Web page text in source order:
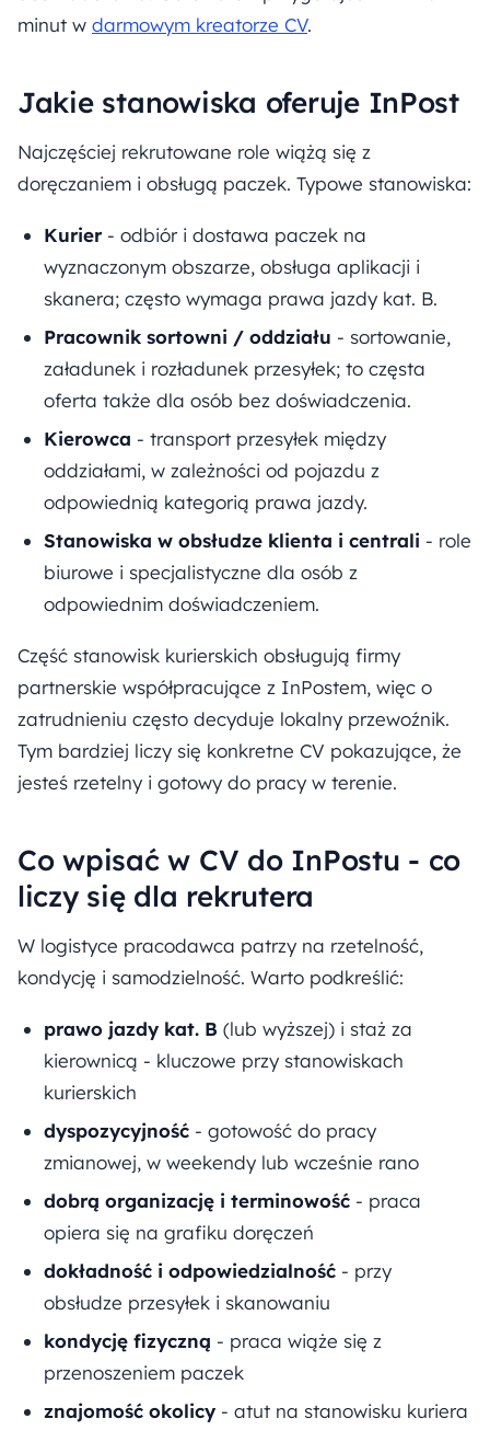
minut w darmowym kreatorze CV.
Jakie stanowiska oferuje InPost
Najczęściej rekrutowane role wiążą się z
doręczaniem i obsługą paczek. Typowe stanowiska:
Kurier- odbiór i dostawa paczek na
wyznaczonym obszarze, obsługa aplikacji i
skanera; często wymaga prawa jazdy kat. B.
Pracownik sortowni / oddziału - sortowanie,
załadunek i rozładunek przesyłek; to częsta
oferta także dla osób bez doświadczenia.
Kierowca - transport przesyłek między
oddziałami, w zależności od pojazdu z
odpowiednią kategorią prawa jazdy.
Stanowiska w obsłudze klienta i centrali - role
biurowe i specjalistyczne dla osób z
odpowiednim doświadczeniem.
Część stanowisk kurierskich obsługują firmy
partnerskie współpracujące z InPostem, więc o
zatrudnieniu często decyduje lokalny przewoźnik.
Tym bardziej liczy się konkretne CV pokazujące, że
jesteś rzetelny i gotowy do pracy w terenie.
Co wpisać w CV do InPostu - co
liczy się dla rekrutera
W logistyce pracodawca patrzy na rzetelność,
kondycję i samodzielność. Warto podkreślić:
prawo jazdy kat. B (lub wyższej) i staż za
kierownicą - kluczowe przy stanowiskach
kurierskich
dyspozycyjność - gotowość do pracy
zmianowej, w weekendy lub wcześnie rano
dobrą organizację i terminowość - praca
opiera się na grafiku doręczeń
dokładność i odpowiedzialność - przy
obsłudze przesyłek i skanowaniu
kondycję fizyczną - praca wiąże się z
przenoszeniem paczek
znajomość okolicy - atut na stanowisku kuriera